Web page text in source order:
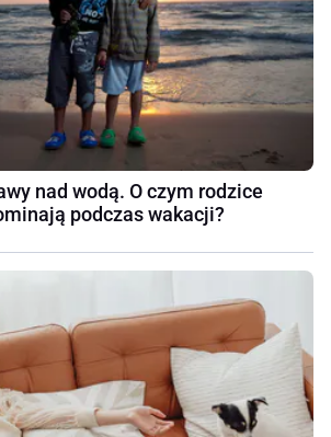
nad wodą. O czym rodzice
podczas wakacji?